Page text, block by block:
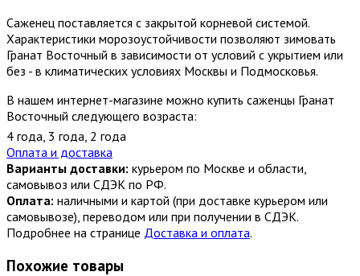
Саженец поставляется с закрытой корневой системой.
Характеристики морозоустойчивости позволяют зимовать
Гранат Восточный в зависимости от условий с укрытием или
без - в климатических условиях Москвы и Подмосковья.
В нашем интернет-магазине можно купить саженцы Гранат
Восточный следующего возраста:
4 года, 3 года, 2 года
Оплата и доставка
Варианты доставки: курьером по Москве и области,
самовывоз или СДЭК по РФ.
Оплата: наличными и картой (при доставке курьером или
самовывозе), переводом или при получении в СДЭК.
Подробнее на странице Доставка и оплата.
Похожие товары